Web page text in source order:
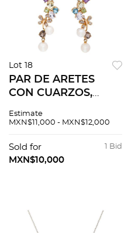
Lot 18
PAR DE ARETES
CON CUARZOS,
PERIDOTOS, PERLAS
ORO AMARILLO DE
14K
Estimate
MXN$11,000 - MXN$12,000
1 Bid
Sold for
MXN$10,000